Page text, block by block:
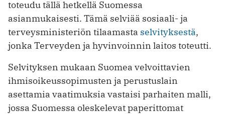
toteudu tällä hetkellä Suomessa
asianmukaisesti. Tämä selviää sosiaali- ja
terveysministeriön tilaamasta selvityksestä,
jonka Terveyden ja hyvinvoinnin laitos toteutti.
Selvityksen mukaan Suomea velvoittavien
ihmisoikeussopimusten ja perustuslain
asettamia vaatimuksia vastaisi parhaiten malli,
jossa Suomessa oleskelevat paperittomat